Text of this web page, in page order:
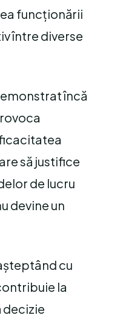
funcționării
între diverse
încă
să justifice
de lucru
devine un
cu
la
decizie